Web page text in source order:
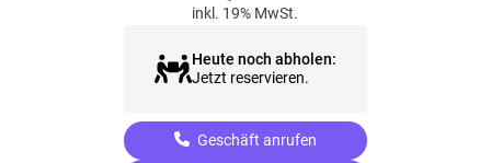
inkl. 19% MwSt.
Heute noch abholen:
Jetzt reservieren.
Geschäft anrufen